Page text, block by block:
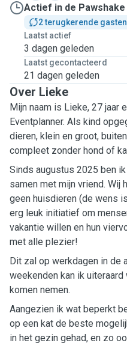
Actief in de
2 terugkerende gasten
Laatst actief
3 dagen geleden
Laatst gecontacteerd
21 dagen geleden
Over Lieke
Mijn naam is Lieke, 27 jaar
Eventplanner. Als kind
dieren, klein en groot,
compleet zonder hond of
Sinds augustus 2025 ben
samen met mijn vriend.
geen huisdieren (de wens
erg leuk initiatief om
vakantie willen en hun
met alle plezier!
Dit zal op werkdagen in de
weekenden kan ik
komen nemen.
Aangezien ik wat beperkt
op een kat de beste
in het gezin gehad, en zo